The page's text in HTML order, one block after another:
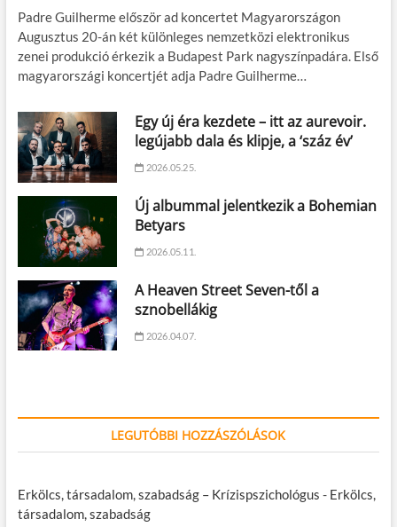
Padre Guilherme először ad koncertet Magyarországon
Augusztus 20-án két különleges nemzetközi elektronikus
zenei produkció érkezik a Budapest Park nagyszínpadára. Első
magyarországi koncertjét adja Padre Guilherme…
Egy új éra kezdete – itt az aurevoir.
legújabb dala és klipje, a ‘száz év’
2026.05.25.
Új albummal jelentkezik a Bohemian
Betyars
2026.05.11.
A Heaven Street Seven-től a
sznobellákig
2026.04.07.
LEGUTÓBBI HOZZÁSZÓLÁSOK
Erkölcs, társadalom, szabadság – Krízispszichológus - Erkölcs,
társadalom, szabadság